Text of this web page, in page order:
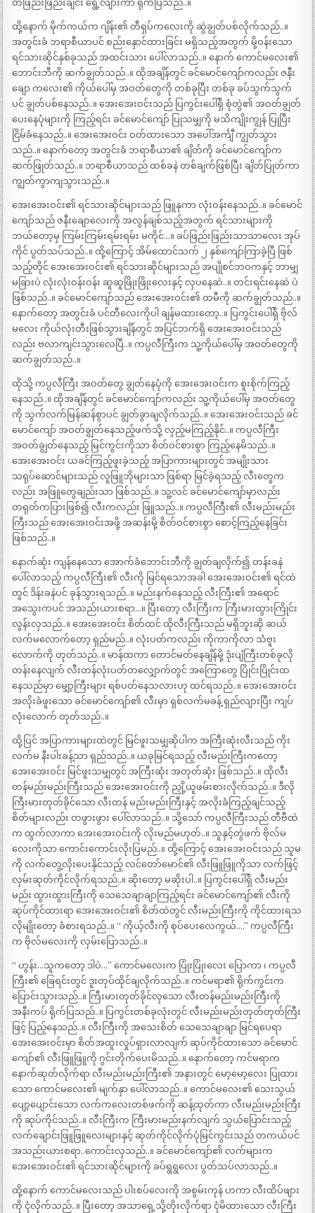
တဖြည်းဖြည်းချင်း ရွေ့လျားကာ ရိုက်ပြသည်..။
ထို့နောက် မိုက်ကယ်က ဂျိန်း၏ တီရှပ်ကလေးကို ဆွဲချွတ်ပစ်လိုက်သည်..။
အတွင်းခံ ဘရာစီယာပင် စည်းနှောင်ထားခြင်း မရှိသည့်အတွက် မို့ဝန်းသော
ရင်သားဆိုင်နှစ်ခုသည် အထင်းသား ပေါ်လာသည်..။ နောက် ကောင်မလေး၏
ဘောင်းဘီကို ဆက်ချွတ်သည်..။ ထိုအချိန်တွင် ခင်မောင်ကျော်ကလည်း ဇနီး
ချော ကလေး၏ ကိုယ်ပေါ်မှ အဝတ်တွေကို တစ်ခုပြီး တစ်ခု ခပ်သွက်သွက်
ပင် ချွတ်ပစ်နေသည်..။ အေးအေးဝင်းသည် ပြကွင်းပေါ်ရှိ စုံတွဲ၏ အဝတ်ချွတ်
ပေးနေပုံများကို ကြည့်ရင်း ခင်မောင်ကျော် ပြုသမျှကို မသိကျိုးကျွန် ပြုပြီး
ငြိမ်ခံနေသည်..။ အေးအေးဝင်း ဝတ်ထားသော အပေါ်အင်္ကျီ ကျွတ်သွား
သည်..။ နောက်တော့ အတွင်းခံ ဘရာစီယာ၏ ချိတ်ကို ခင်မောင်ကျော်က
ဆက်ဖြုတ်သည်..။ ဘရာစီယာသည် ထစ်ခနဲ တစ်ချက်ဖြစ်ပြီး ချိတ်ပြုတ်ကာ
ကျွတ်ကွာကျသွားသည်..။
အေးအေးဝင်း၏ ရင်သားဆိုင်များသည် ဖြူနုကာ လုံးဝန်းနေသည်..။ ခင်မောင်
ကျော်သည် ဇနီးချောလေးကို အလွန်ချစ်သည့်အတွက် ရင်သားများကို
ဘယ်တော့မှ ကြမ်းကြမ်းရမ်းရမ်း မကိုင်…။ ခပ်ဖြည်းဖြည်းသာသာလေး အုပ်
ကိုင် ပွတ်သပ်သည်..။ ထို့ကြောင့် အိမ်ထောင်သက် ၂ နှစ်ကျော်ကြာခဲ့ပြီ ဖြစ်
သည့်တိုင် အေးအေးဝင်း၏ ရင်သားဆိုင်များသည် အပျိုစင်ဘဝကနှင့် ဘာမျှ
မခြားပဲ လုံးလုံးဝန်းဝန်း ဆူဆူဖြိုးဖြိုးလေးနှင့် လှပနေဆဲ..။ တင်းရင်းနေဆဲ ပဲ
ဖြစ်သည်..။ ခင်မောင်ကျော်သည် အေးအေးဝင်း၏ ထမီကို ဆက်ချွတ်သည်..။
နောက်တော့ အတွင်းခံ ပင်တီလေးကိုပါ ချန်မထားတော့..။ ပြကွင်းပေါ်ရှိ ဗိုလ်
မလေး ကိုယ်လုံးတီးဖြစ်သွားချိန်တွင် အပြင်ဘက်ရှိ အေးအေးဝင်းသည်
လည်း ဗလာကျင်းသွားလေပြီ..။ ကပ္ပလီကြီးက သူ့ကိုယ်ပေါ်မှ အဝတ်တွေကို
ဆက်ချွတ်သည်..။
ထိုသို့ ကပ္ပလီကြီး အဝတ်တွေ ချွတ်နေပုံကို အေးအေးဝင်းက စူးစိုက်ကြည့်
နေသည်..။ ထိုအချိန်တွင် ခင်မောင်ကျော်ကလည်း သူ့ကိုယ်ပေါ်မှ အဝတ်တွေ
ကို သွက်လက်မြန်ဆန်စွာပင် ချွတ်ခွာချလိုက်သည်..။ အေးအေးဝင်းသည် ခင်
မောင်ကျော် အဝတ်ချွတ်နေသည့်ဖက်သို့ လှည့်မကြည့်နိုင်..။ ကပ္ပလီကြီး
အဝတ်ချွတ်နေသည့် မြင်ကွင်းကိုသာ စိတ်ဝင်စားစွာ ကြည့်နေမိသည်..။
အေးအေးဝင်း ယခင်ကြည့်ဖူးခဲ့သည့် အပြာကားများတွင် အမျိုးသား
သရုပ်ဆောင်များသည် လူဖြူဘိုများသာ ဖြစ်ရာ မြင်ခဲ့ရသည့် လီးတွေက
လည်း အဖြူတွေချည်းသာ ဖြစ်သည်..။ သူ့လင် ခင်မောင်ကျော်မှာလည်း
တရုတ်ကပြားဖြစ်၍ လီးကလည်း ဖြူသည်..။ ကပ္ပလီကြီး၏ လီးမည်းမည်း
ကြီးသည် အေးအေးဝင်းအဖို့ အဆန်းမို့ စိတ်ဝင်စားစွာ စောင့်ကြည့်နေခြင်း
ဖြစ်သည်..။
နောက်ဆုံး ကျန်နေသော အောက်ခံဘောင်းဘီကို ချွတ်ချလိုက်၍ တန်းခနဲ
ပေါ်လာသည့် ကပ္ပလီကြီး၏ လီးကို မြင်ရသောအခါ အေးအေးဝင်း၏ ရင်ထဲ
တွင် ဒိန်းခနဲပင် ခုန်သွားရသည်..။ မည်းနက်နေသည့် လီးကြီး၏ အရောင်
အသွေးကပင် အသည်းယားစရာ…။ ပြီးတော့ လီးကြီးက ကြီးမားထွားကြိုင်း
လွန်းလှသည်..။ အေးအေးဝင်း စိတ်ထင် ထိုလီးကြီးသည် မရှိဘူးဆို ဆယ်
လက်မလောက်တော့ ရှည်မည်..။ လုံးပတ်ကလည်း ကိုကာကိုလာ သံဗူး
လောက်ကို တုတ်သည်..။ မာန်ထကာ တောင်မတ်နေချိန်မို့ ဒုံးပျံကြီးတစ်ခုလို
တန်းနေလျက် လီးတန်လုံးပတ်တလျှောက်တွင် အကြောတွေ ပြိုင်းပြိုင်းထ
နေသည်မှာ မျှော့ကြီးများ ရစ်ပတ်နေသလားဟု ထင်ရသည်..။ အေးအေးဝင်း
အလိုးခံဖူးသော ခင်မောင်ကျော်၏ လီးမှာ ရှစ်လက်မခန့် ရှည်လျားပြီး ကျပ်
လုံးလောက် တုတ်သည်..။
ထို့ပြင် အပြာကားများထဲတွင် မြင်ဖူးသမျှဆိုပါက အကြီးဆုံးလီးသည် ကိုး
လက်မ နီးပါးခန့်သာ ရှည်သည်..။ ယခုမြင်ရသည့် လီးမည်းကြီးကတော့
အေးအေးဝင်း မြင်ဖူးသမျှတွင် အကြီးဆုံး အတုတ်ဆုံး ဖြစ်သည်..။ ထိုလီး
တန်မည်းမည်းကြီးသည် အေးအေးဝင်းကို ညှို့ယူဖမ်းစားလိုက်သည်..။ ဒီလို
ကြီးမားတုတ်ခိုင်သော လီးတန် မည်းမည်းကြီးနှင့် အလိုးခံကြည့်ချင်သည့်
စိတ်များလည်း တဖွားဖွား ပေါ်လာသည်..။ သို့သော် ကပ္ပလီကြီးသည် တီဗီထဲ
က ထွက်လာကာ အေးအေးဝင်းကို လိုးမည်မဟုတ်..။ သူနှင့်တွဲဖက် ဗိုလ်မ
လေးကိုသာ ကောင်းကောင်းလိုးပြမည်..။ ထို့ကြောင့် အေးအေးဝင်းသည် သူမ
ကို လက်တွေ့လိုးပေးနိုင်သည့် လင်တော်မောင်၏ လီးဖြူဖြူကိုသာ လက်ဖြင့်
လှမ်းဆုတ်ကိုင်လိုက်ရသည်..။ ဆိုးတော့ မဆိုးပါ..။ ပြကွင်းပေါ်ရှိ လီးမည်း
မည်း ထွားထွားကြီးကို သေသေချာချာကြည့်ရင်း ခင်မောင်ကျော်၏ လီးကို
ဆုပ်ကိုင်ထားရာ အေးအေးဝင်း၏ စိတ်ထဲတွင် လီးမည်းကြီးကို ကိုင်ထားရသ
လိုမျိုးတော့ ခံစားရသည်..။ “ ကိုယ့်လီးကို စုပ်ပေးလေကွယ်….” ကပ္ပလီကြီး
က ဗိုလ်မလေးကို လှမ်းပြောသည်..။
“ ဟွန်း…သူကတော့ ဒါပဲ…” ကောင်မလေးက ပြုံးပြုံးလေး ပြောကာ ၊ ကပ္ပလီ
ကြီး၏ ခြေရင်းတွင် ဒူးတုပ်ထိုင်ချလိုက်သည်..။ ကင်မရာ၏ ရိုက်ကွင်းက
ပြောင်းသွားသည်..။ ကြီးမားတုတ်ခိုင်လှသော လီးတန်မည်းမည်းကြီးကို
အနီးကပ် ရိုက်ပြသည်..။ ပြကွင်းတစ်ခုလုံးတွင် လီးမည်းမည်းတုတ်တုတ်ကြီး
ဖြင့် ပြည့်နေသည်..။ လီးကြီးကို အသေးစိတ် သေသေချာချာ မြင်ရပေရာ
အေးအေးဝင်းမှာ စိတ်အထူးလှုပ်ရှားလာလျက် ဆုပ်ကိုင်ထားသော ခင်မောင်
ကျော်၏ လီးဖြူဖြူကို ဂွင်းတိုက်ပေးမိသည်..။ နောက်တော့ ကင်မရာက
နောက်ဆုတ်လိုက်ရာ လီးမည်းမည်းကြီး၏ အနားတွင် မော့မော့လေး ပြုထား
သော ကောင်မလေး၏ မျက်နှာ ပေါ်လာသည်..။ ကောင်မလေး၏ သေးသွယ်
ပျော့ပျောင်းသော လက်ကလေးတစ်ဖက်ကို ဆန့်ထုတ်ကာ လီးမည်းမည်းကြီး
ကို ဆုပ်ကိုင်သည်..။ လီးကြီးက ကြီးမားမည်းနက်လျက် သွယ်ပြောင်းသည့်
လက်ချောင်းဖြူဖြူလေးများနှင့် ဆုတ်ကိုင်လိုက်ပုံမြင်ကွင်းသည် တကယ်ပင်
အသည်းယားစရာ..ကောင်းလှသည်..။ ခင်မောင်ကျော်၏ လက်များက
အေးအေးဝင်း၏ ရင်သားဆိုင်များကို ခပ်ရွရွလေး ပွတ်သပ်လာသည်..။
ထို့နောက် ကောင်မလေးသည် ပါးစပ်လေးကို အစွမ်းကုန် ဟကာ လီးထိပ်ဖျား
ကို ငုံလိုက်သည်..။ ပြီးတော့ အသာရှေ့သို့တိုးလိုက်ရာ ငုံမိထားသော လီးကြီး